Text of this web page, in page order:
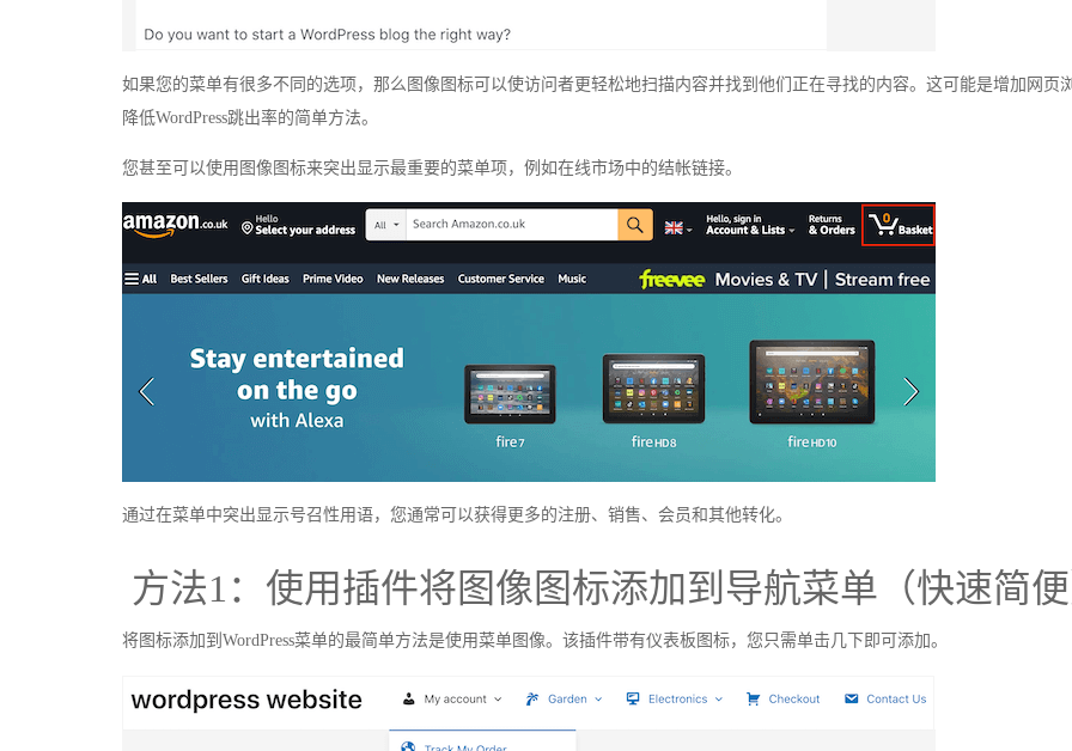
如果您的菜单有很多不同的选项，那么图像图标可以使访问者更轻松地扫描内容并找到他们正在寻找的内容。这可能是增加网页
降低WordPress跳出率的简单方法。
您甚至可以使用图像图标来突出显示最重要的菜单项，例如在线市场中的结帐链接。
通过在菜单中突出显示号召性用语，您通常可以获得更多的注册、销售、会员和其他转化。
方法1：使用插件将图像图标添加到导航菜单（快速简
将图标添加到WordPress菜单的最简单方法是使用菜单图像。该插件带有仪表板图标，您只需单击几下即可添加。